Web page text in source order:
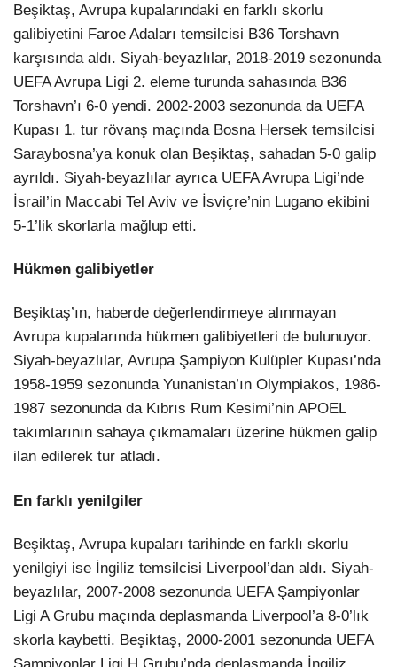
Beşiktaş, Avrupa kupalarındaki en farklı skorlu
galibiyetini Faroe Adaları temsilcisi B36 Torshavn
karşısında aldı. Siyah-beyazlılar, 2018-2019 sezonunda
UEFA Avrupa Ligi 2. eleme turunda sahasında B36
Torshavn’ı 6-0 yendi. 2002-2003 sezonunda da UEFA
Kupası 1. tur rövanş maçında Bosna Hersek temsilcisi
Saraybosna’ya konuk olan Beşiktaş, sahadan 5-0 galip
ayrıldı. Siyah-beyazlılar ayrıca UEFA Avrupa Ligi’nde
İsrail’in Maccabi Tel Aviv ve İsviçre’nin Lugano ekibini
5-1’lik skorlarla mağlup etti.
Hükmen galibiyetler
Beşiktaş’ın, haberde değerlendirmeye alınmayan
Avrupa kupalarında hükmen galibiyetleri de bulunuyor.
Siyah-beyazlılar, Avrupa Şampiyon Kulüpler Kupası’nda
1958-1959 sezonunda Yunanistan’ın Olympiakos, 1986-
1987 sezonunda da Kıbrıs Rum Kesimi’nin APOEL
takımlarının sahaya çıkmamaları üzerine hükmen galip
ilan edilerek tur atladı.
En farklı yenilgiler
Beşiktaş, Avrupa kupaları tarihinde en farklı skorlu
yenilgiyi ise İngiliz temsilcisi Liverpool’dan aldı. Siyah-
beyazlılar, 2007-2008 sezonunda UEFA Şampiyonlar
Ligi A Grubu maçında deplasmanda Liverpool’a 8-0’lık
skorla kaybetti. Beşiktaş, 2000-2001 sezonunda UEFA
Şampiyonlar Ligi H Grubu’nda deplasmanda İngiliz